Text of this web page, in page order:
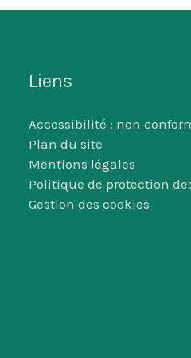
Liens
Accessibilité : non
Plan du site
Mentions légales
Politique de protection
Gestion des cookies